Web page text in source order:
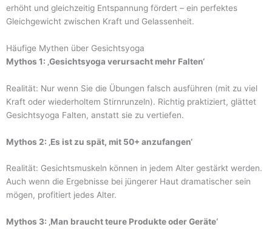
erhöht und gleichzeitig Entspannung fördert – ein perfektes
Gleichgewicht zwischen Kraft und Gelassenheit.
Häufige Mythen über Gesichtsyoga
Mythos 1: ‚Gesichtsyoga verursacht mehr Falten‘
Realität: Nur wenn Sie die Übungen falsch ausführen (mit zu viel
Kraft oder wiederholtem Stirnrunzeln). Richtig praktiziert, glättet
Gesichtsyoga Falten, anstatt sie zu vertiefen.
Mythos 2: ‚Es ist zu spät, mit 50+ anzufangen‘
Realität: Gesichtsmuskeln können in jedem Alter gestärkt werden.
Auch wenn die Ergebnisse bei jüngerer Haut dramatischer sein
mögen, profitiert jedes Alter.
Mythos 3: ‚Man braucht teure Produkte oder Geräte‘